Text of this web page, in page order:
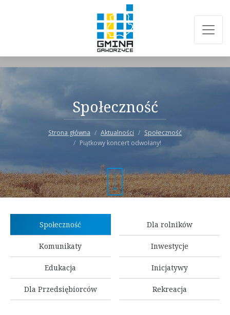
Społeczność
Strona główna Aktualności
Społeczność
Piątkowy koncert odwołany!
Społeczność Dla rolników
Komunikaty Inwestycje
Edukacja Inicjatywy
Dla Przedsiębiorców Rekreacja